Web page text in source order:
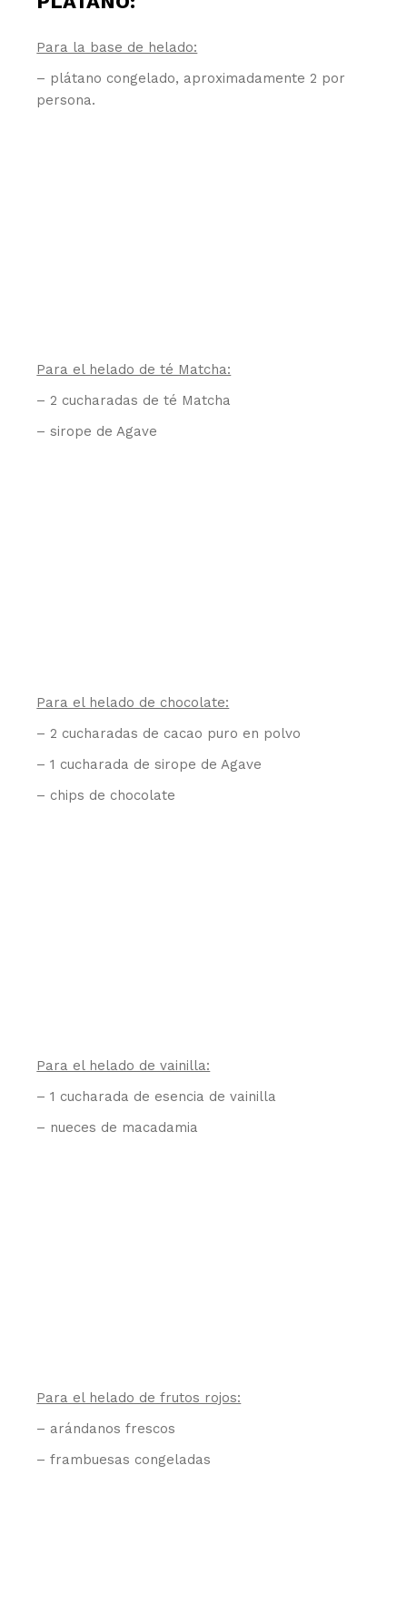
Para la base de helado:
– plátano congelado, aproximadamente 2 por
persona.
Para el helado de té Matcha:
– 2 cucharadas de té Matcha
– sirope de Agave
Para el helado de chocolate:
– 2 cucharadas de cacao puro en polvo
– 1 cucharada de sirope de Agave
– chips de chocolate
Para el helado de vainilla:
– 1 cucharada de esencia de vainilla
– nueces de macadamia
Para el helado de frutos rojos:
– arándanos frescos
– frambuesas congeladas